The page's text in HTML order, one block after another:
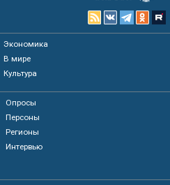
Экономика
В мире
Культура
Опросы
Персоны
Регионы
Интервью